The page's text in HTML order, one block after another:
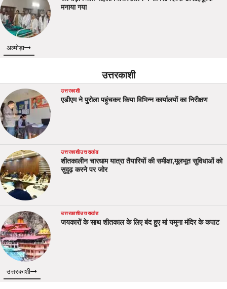
मनाया गया
अल्मोड़ा
उत्तरकाशी
उत्तरकाशी
एडीएम ने पुरोला पहुंचकर किया विभिन्न कार्यालयों का निरीक्षण
उत्तरकाशीउत्तराखंड
शीतकालीन चारधाम यात्रा तैयारियों की समीक्षा,मूलभूत सुविधाओं को
सुदृढ़ करने पर जोर
उत्तरकाशीउत्तराखंड
जयकारों के साथ शीतकाल के लिए बंद हुए मां यमुना मंदिर के कपाट
उत्तरकाशी